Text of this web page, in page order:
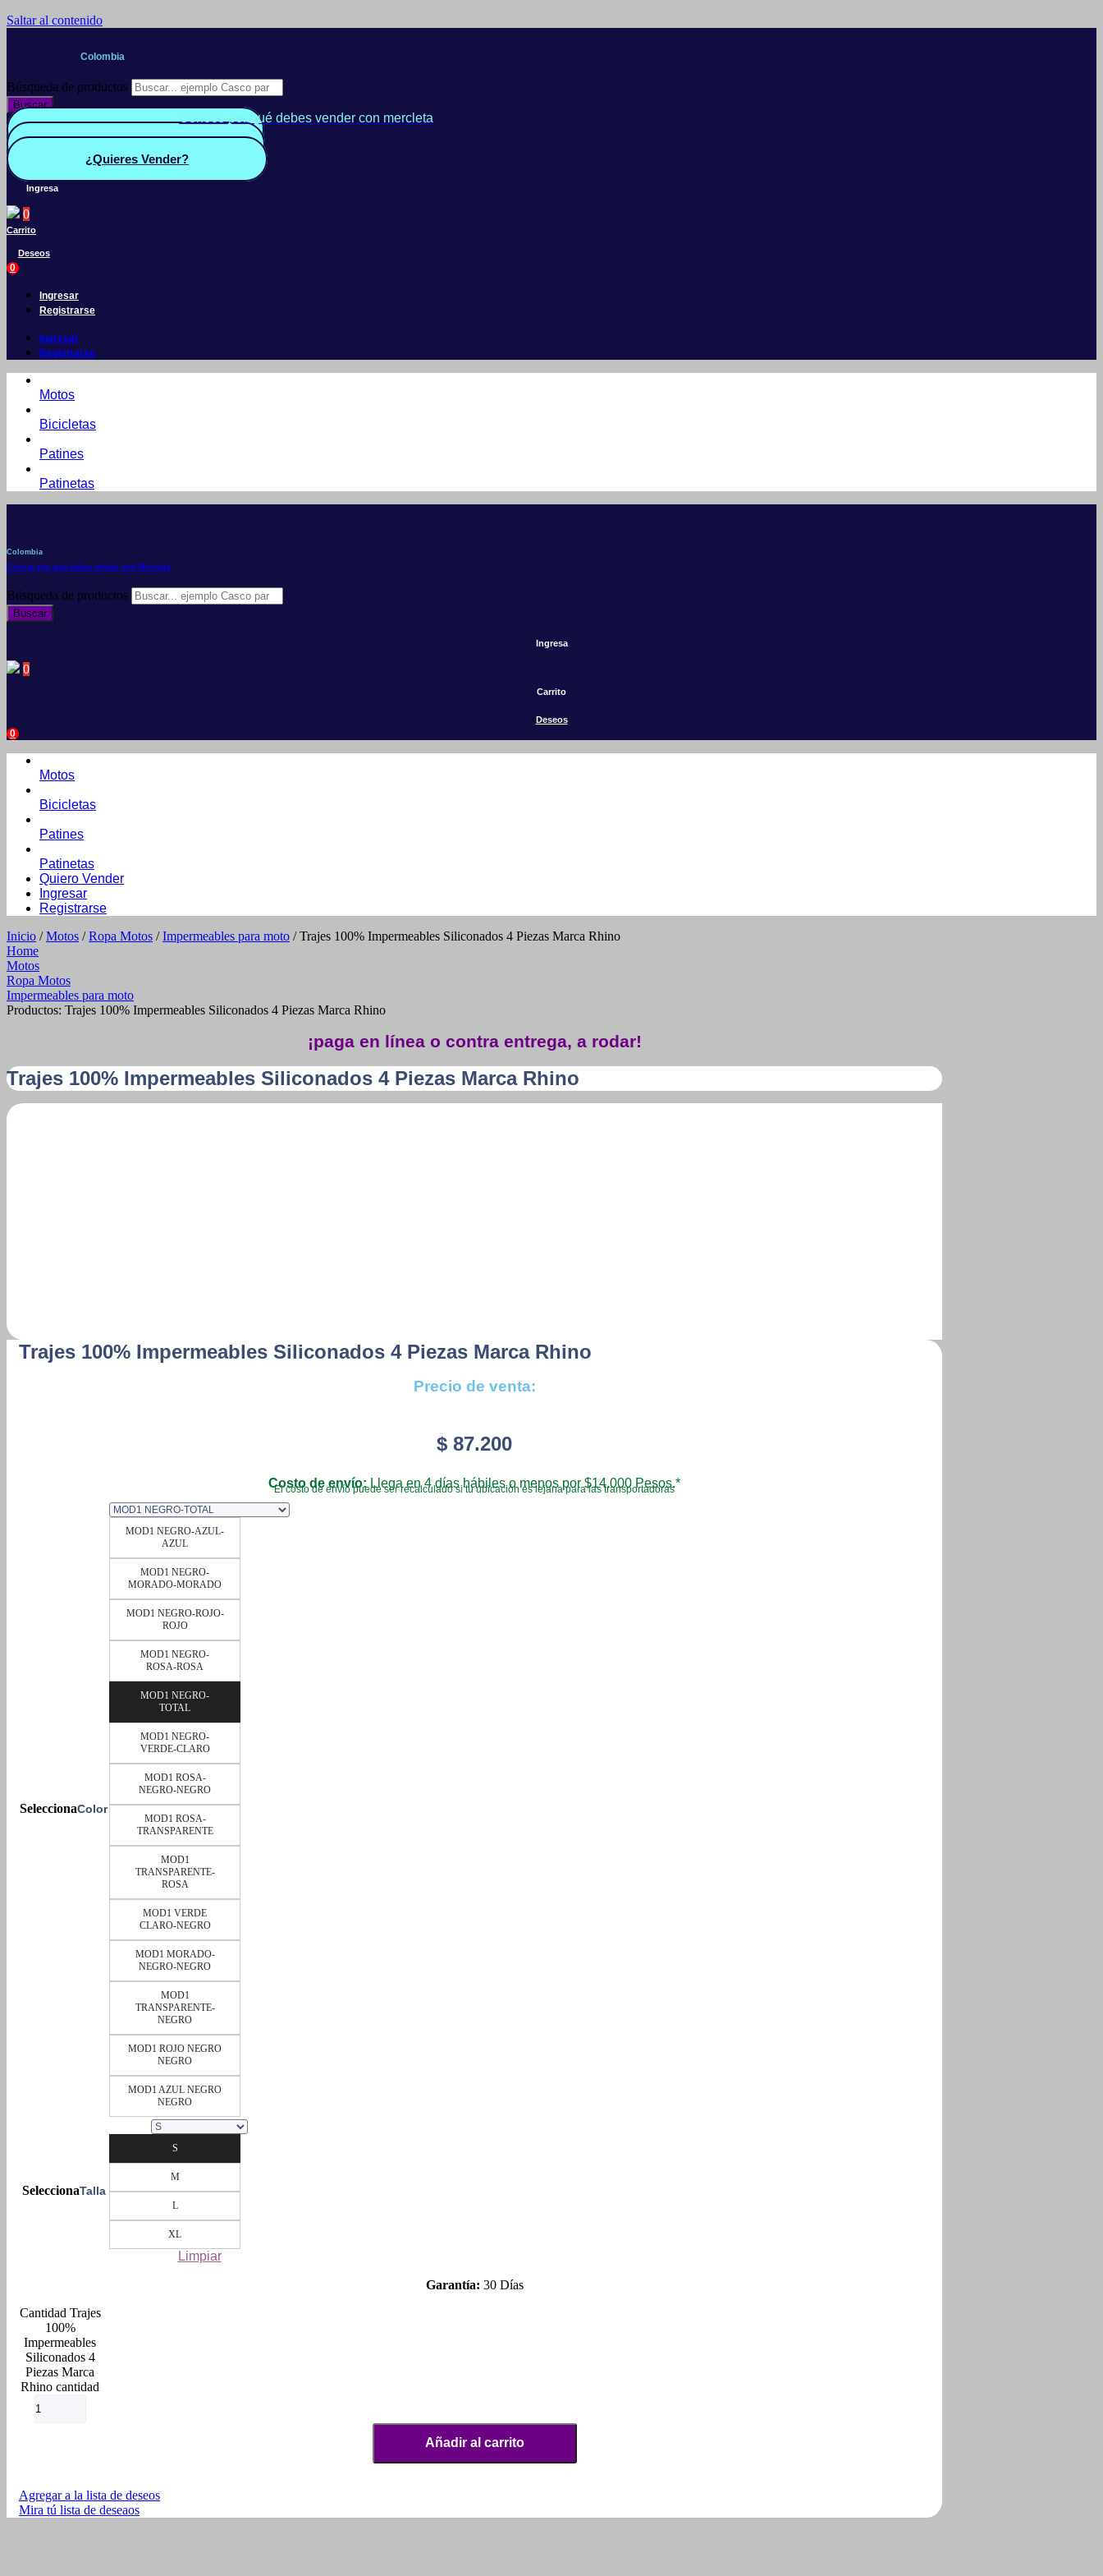
Saltar al contenido
Colombia
Búsqueda de productos
Buscar
Conoce por qué debes vender con mercleta
¿Quieres Vender?
Ingresa
0
Carrito
Deseos
0
Ingresar
Registrarse
Ingresar
Registrarse
Motos
Bicicletas
Patines
Patinetas
Colombia
Conoce por qué debes vender con Mercleta
Búsqueda de productos
Buscar
Ingresa
0
Carrito
Deseos
0
Motos
Bicicletas
Patines
Patinetas
Quiero Vender
Ingresar
Registrarse
Inicio /Motos /Ropa Motos /Impermeables para moto / Trajes 100% Impermeables Siliconados 4 Piezas Marca Rhino
Home
Motos
Ropa Motos
Impermeables para moto
Productos: Trajes 100% Impermeables Siliconados 4 Piezas Marca Rhino
¡paga en línea o contra entrega, a rodar!
Trajes 100% Impermeables Siliconados 4 Piezas Marca Rhino
Trajes 100% Impermeables Siliconados 4 Piezas Marca Rhino
Precio de venta:
$ 87.200
Costo de envío: Llega en 4 días hábiles o menos por $14.000 Pesos.*
El costo de envío puede ser recalculado si tu ubicación es lejana para las transportadoras
Color
MOD1 NEGRO-AZUL-
AZUL
MOD1 NEGRO-
MORADO-MORADO
MOD1 NEGRO-ROJO-
ROJO
MOD1 NEGRO-
ROSA-ROSA
MOD1 NEGRO-
TOTAL
MOD1 NEGRO-
VERDE-CLARO
MOD1 ROSA-
NEGRO-NEGRO
MOD1 ROSA-
TRANSPARENTE
MOD1
TRANSPARENTE-
ROSA
MOD1 VERDE
CLARO-NEGRO
MOD1 MORADO-
NEGRO-NEGRO
MOD1
TRANSPARENTE-
NEGRO
MOD1 ROJO NEGRO
NEGRO
MOD1 AZUL NEGRO
NEGRO
Talla
S
M
L
XL
Limpiar
Garantía: 30 Días
Trajes
100%
Impermeables
Siliconados 4
Piezas Marca
Rhino cantidad
Añadir al carrito
Agregar a la lista de deseos
Mira tú lista de deseaos